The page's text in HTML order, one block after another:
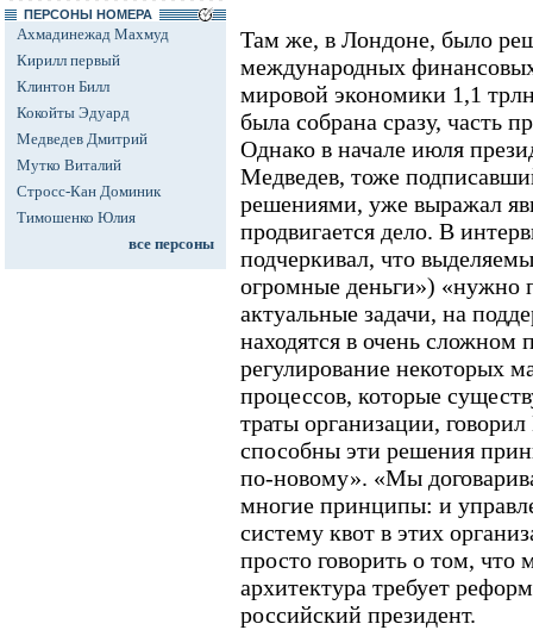
ПЕРСОНЫ НОМЕРА
Ахмадинежад Махмуд
Кирилл первый
Клинтон Билл
Кокойты Эдуард
Медведев Дмитрий
Мутко Виталий
Стросс-Кан Доминик
Тимошенко Юлия
все персоны
Там же, в Лондоне, было
международных
мировой экономики 1,1
была собрана сразу, часть
Однако в начале июля
Медведев, тоже
решениями, уже выражал
продвигается дело. В
подчеркивал, что
огромные деньги») «нужно
актуальные задачи, на
находятся в очень
регулирование некоторых
процессов, которые
траты организации,
способны эти решения
по-новому». «Мы
многие принципы: и
систему квот в этих
просто говорить о том, что
архитектура требует
российский президент.